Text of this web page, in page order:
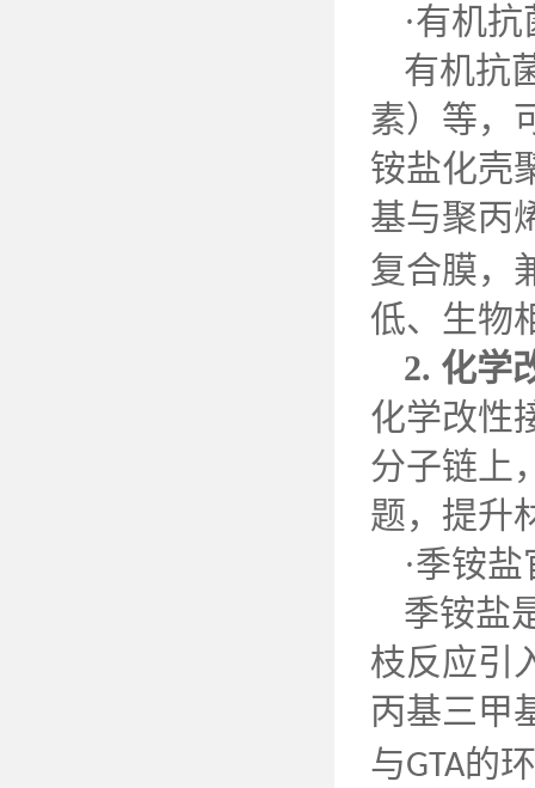
·有机
有机抗
素）等，
铵盐化壳
基与聚丙
复合膜，
低、生物
2. 化学
化学改性
分子链上
题，提升
·季铵
季铵盐
枝反应引
丙基三甲
与GTA的